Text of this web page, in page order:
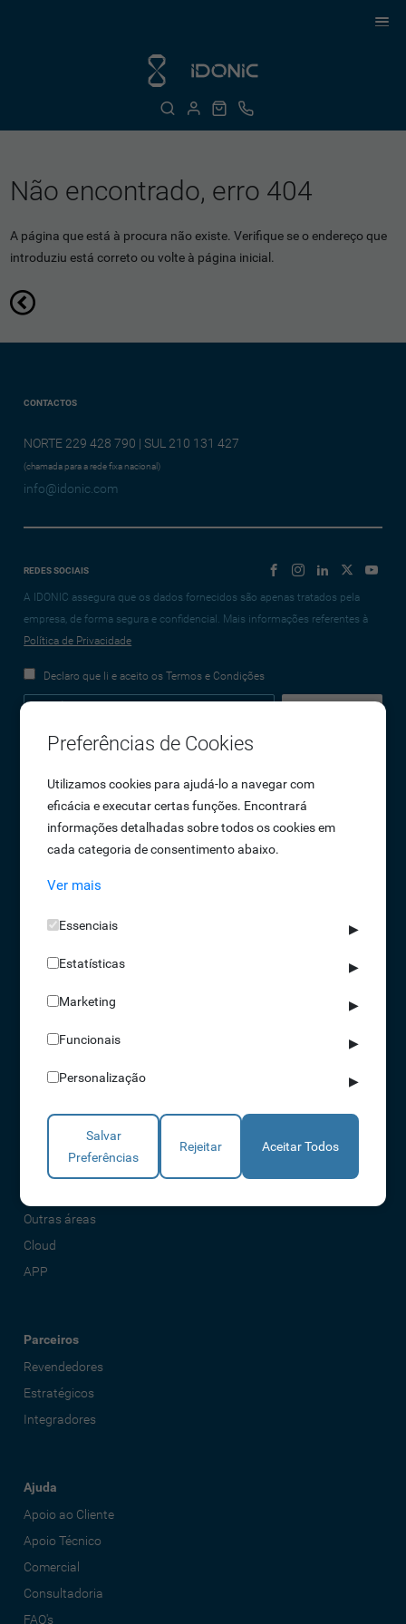
Não encontrado, erro 404
A página que está à procura não existe. Verifique se o endereço que
introduziu está correto ou volte à página inicial.
CONTACTOS
NORTE 229 428 790 | SUL 210 131 427
(chamada para a rede fixa nacional)
info@idonic.com
REDES SOCIAIS
A IDONIC assegura que os dados fornecidos são apenas tratados pela
empresa, de forma segura e confidencial. Mais informações referentes à
Política de Privacidade
Declaro que li e aceito os Termos e Condições
Empresa
Sobre Nós
Oportunidades de Emprego
Termos e Condições
Política de Privacidade
Livro de reclamações
Soluções
Acessos
Torniquetes
Parques Auto
Rondas e Serviços
Outras áreas
Cloud
APP
Parceiros
Revendedores
Estratégicos
Integradores
Ajuda
Apoio ao Cliente
Apoio Técnico
Comercial
Consultadoria
FAQ's
Preferências de Cookies
Utilizamos cookies para ajudá-lo a navegar com
eficácia e executar certas funções. Encontrará
informações detalhadas sobre todos os cookies em
cada categoria de consentimento abaixo.
Ver mais
Essenciais ▶
Estatísticas ▶
Marketing ▶
Funcionais ▶
Personalização ▶
Salvar
Preferências
Rejeitar Aceitar Todos